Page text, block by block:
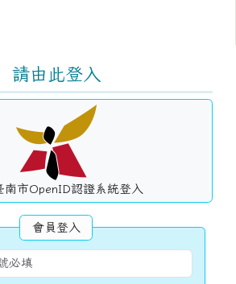
請由此登入
南市OpenID認證系統登入
會員登入